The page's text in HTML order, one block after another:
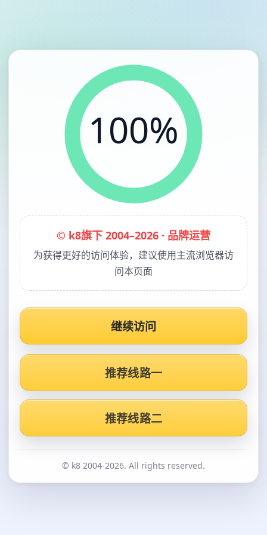
100%
© k8旗下 2004–2026 · 品牌运营
为获得更好的访问体验，建议使用主流浏览器访
问本页面
继续访问
推荐线路一
推荐线路二
© k8 2004-2026. All rights reserved.